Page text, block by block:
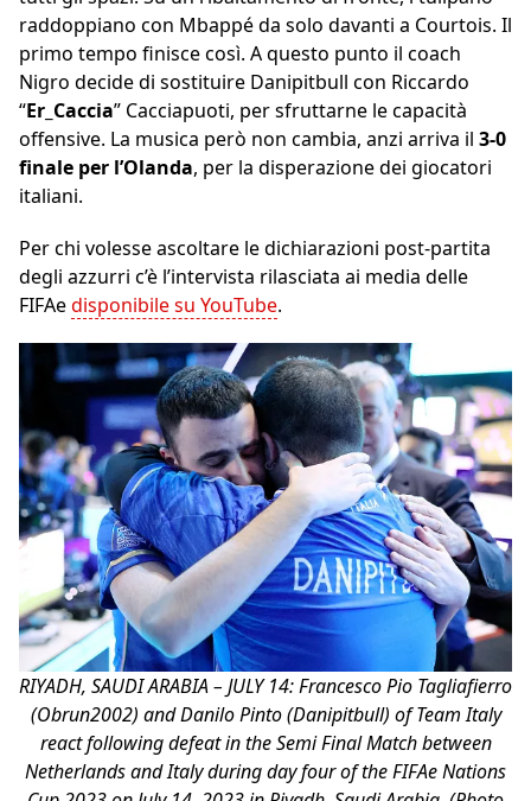
raddoppiano con Mbappé da solo davanti a Courtois. Il
primo tempo finisce così. A questo punto il coach
Nigro decide di sostituire Danipitbull con Riccardo
“Er_Caccia” Cacciapuoti, per sfruttarne le capacità
offensive. La musica però non cambia, anzi arriva il 3-0
finale per l’Olanda, per la disperazione dei giocatori
italiani.
Per chi volesse ascoltare le dichiarazioni post-partita
degli azzurri c’è l’intervista rilasciata ai media delle
FIFAedisponibile su YouTube.
RIYADH, SAUDI ARABIA – JULY 14: Francesco Pio Tagliafierro
(Obrun2002) and Danilo Pinto (Danipitbull) of Team Italy
react following defeat in the Semi Final Match between
Netherlands and Italy during day four of the FIFAe Nations